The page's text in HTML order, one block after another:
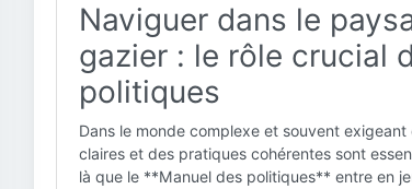
Naviguer dans le
gazier : le rôle crucial
politiques
Dans le monde complexe et souvent
claires et des pratiques cohérentes sont
là que le **Manuel des politiques** entre en